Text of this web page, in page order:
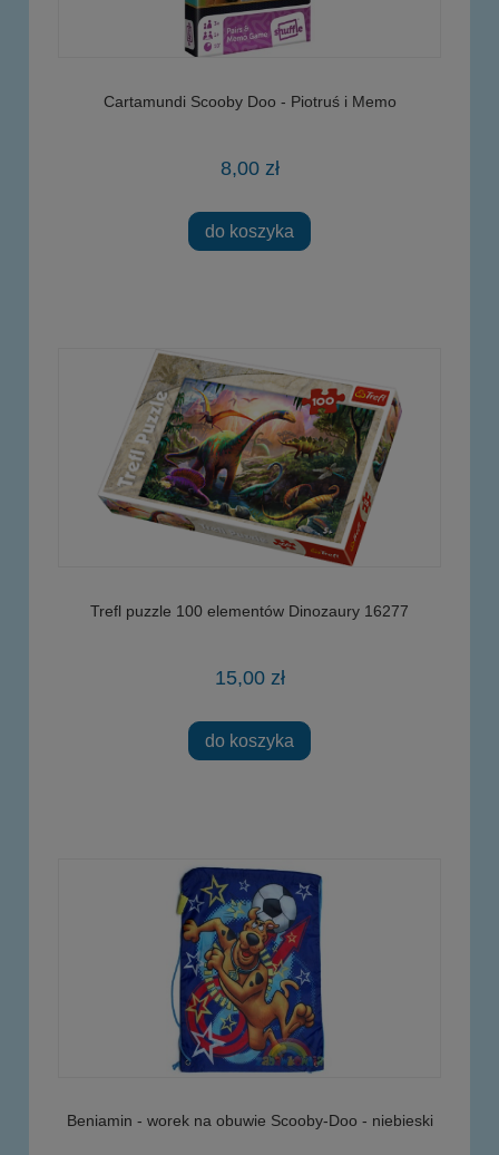
Cartamundi Scooby Doo - Piotruś i Memo
8,00 zł
do koszyka
Trefl puzzle 100 elementów Dinozaury 16277
15,00 zł
do koszyka
Beniamin - worek na obuwie Scooby-Doo - niebieski